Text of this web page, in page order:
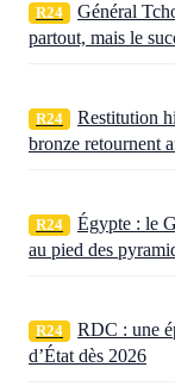
R24
Général
partout, mais le
R24
Restitution
bronze retournent
R24
Égypte : le
au pied des
R24
RDC : une
d’État dès 2026